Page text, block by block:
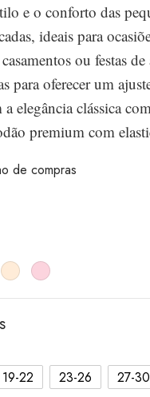
e o conforto das
ideais para
ou festas
para oferecer um
elegância clássica
premium com
de compras
19-22 23-26 27-30